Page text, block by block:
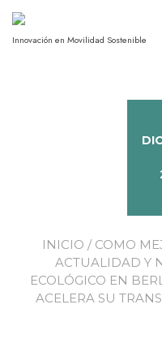
Innovación en Movilidad Sostenible
INICIO / COMO
ACTUALIDAD Y
ECOLÓGICO EN
ACELERA SU